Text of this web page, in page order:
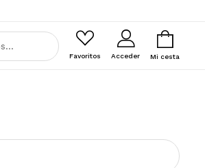
Favoritos Acceder Mi cesta